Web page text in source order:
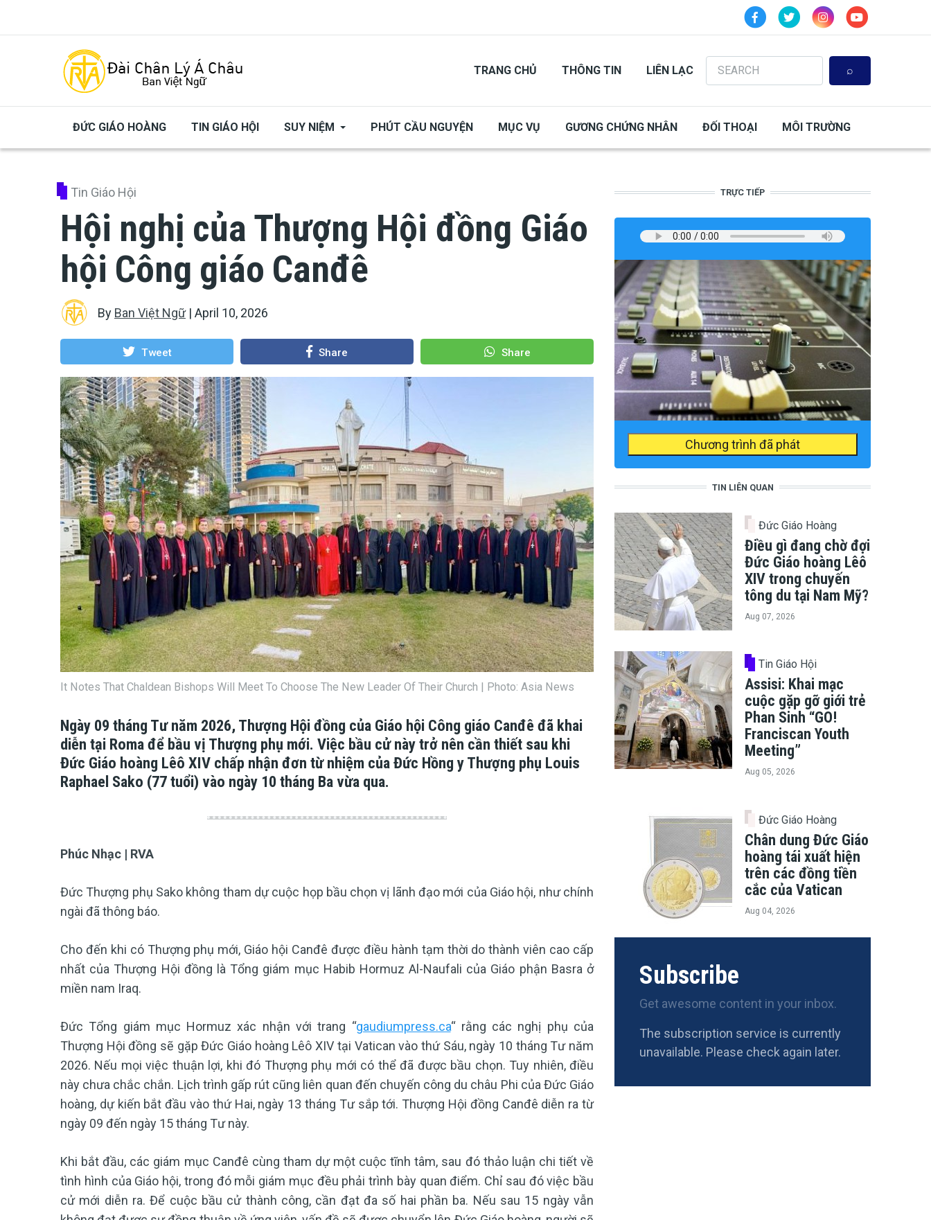
TRANG CHỦ THÔNG TIN LIÊN LẠC
Search
ĐỨC GIÁO HOÀNG TIN GIÁO HỘI SUY NIỆM PHÚT CẦU NGUYỆN MỤC VỤ GƯƠNG CHỨNG NHÂN ĐỐI THOẠI MÔI TRƯỜNG
Tin Giáo Hội
Hội nghị của Thượng Hội đồng Giáo
hội Công giáo Canđê
By Ban Việt Ngữ| April 10, 2026
Tweet Share Share
It Notes That Chaldean Bishops Will Meet To Choose The New Leader Of Their Church | Photo: Asia News
Ngày 09 tháng Tư năm 2026, Thượng Hội đồng của Giáo hội Công giáo Canđê đã khai
diễn tại Roma để bầu vị Thượng phụ mới. Việc bầu cử này trở nên cần thiết sau khi
Đức Giáo hoàng Lêô XIV chấp nhận đơn từ nhiệm của Đức Hồng y Thượng phụ Louis
Raphael Sako (77 tuổi) vào ngày 10 tháng Ba vừa qua.
Phúc Nhạc | RVA
Đức Thượng phụ Sako không tham dự cuộc họp bầu chọn vị lãnh đạo mới của Giáo hội, như chính
ngài đã thông báo.
Cho đến khi có Thượng phụ mới, Giáo hội Canđê được điều hành tạm thời do thành viên cao cấp
nhất của Thượng Hội đồng là Tổng giám mục Habib Hormuz Al-Naufali của Giáo phận Basra ở
miền nam Iraq.
Đức Tổng giám mục Hormuz xác nhận với trang “gaudiumpress.ca“ rằng các nghị phụ của
Thượng Hội đồng sẽ gặp Đức Giáo hoàng Lêô XIV tại Vatican vào thứ Sáu, ngày 10 tháng Tư năm
2026. Nếu mọi việc thuận lợi, khi đó Thượng phụ mới có thể đã được bầu chọn. Tuy nhiên, điều
này chưa chắc chắn. Lịch trình gấp rút cũng liên quan đến chuyến công du châu Phi của Đức Giáo
hoàng, dự kiến bắt đầu vào thứ Hai, ngày 13 tháng Tư sắp tới. Thượng Hội đồng Canđê diễn ra từ
ngày 09 đến ngày 15 tháng Tư này.
Khi bắt đầu, các giám mục Canđê cùng tham dự một cuộc tĩnh tâm, sau đó thảo luận chi tiết về
tình hình của Giáo hội, trong đó mỗi giám mục đều phải trình bày quan điểm. Chỉ sau đó việc bầu
cử mới diễn ra. Để cuộc bầu cử thành công, cần đạt đa số hai phần ba. Nếu sau 15 ngày vẫn
TRỰC TIẾP
Chương trình đã phát
TIN LIÊN QUAN
Đức Giáo Hoàng
Điều gì đang chờ đợi
Đức Giáo hoàng Lêô
XIV trong chuyến
tông du tại Nam Mỹ?
Aug 07, 2026
Tin Giáo Hội
Assisi: Khai mạc
cuộc gặp gỡ giới trẻ
Phan Sinh “GO!
Franciscan Youth
Meeting”
Aug 05, 2026
Đức Giáo Hoàng
Chân dung Đức Giáo
hoàng tái xuất hiện
trên các đồng tiền
cắc của Vatican
Aug 04, 2026
Subscribe
Get awesome content in your inbox.
The subscription service is currently
unavailable. Please check again later.